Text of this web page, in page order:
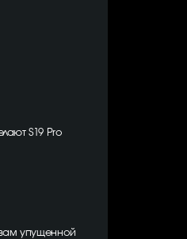
S19 Pro
упущенной